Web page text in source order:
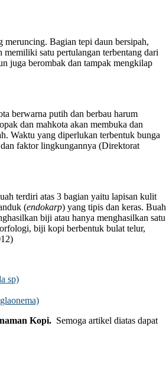
Bagian tepi daun bersipah,
satu pertulangan terbentang dari
juga berombak dan tampak mengkilap
berwarna putih dan berbau harum
dan mahkota akan membuka dan
Waktu yang diperlukan terbentuk bunga
faktor lingkungannya (Direktorat
terdiri atas 3 bagian yaitu lapisan kulit
(endokarp) yang tipis dan keras. Buah
biji atau hanya menghasilkan satu
biji kopi berbentuk bulat telur,
sp)
Kopi. Semoga artikel diatas dapat